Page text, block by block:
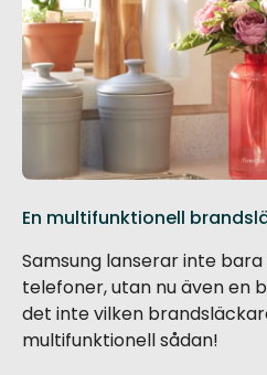
En multifunktionell
Samsung lanserar inte
telefoner, utan nu även en
det inte vilken
multifunktionell sådan!